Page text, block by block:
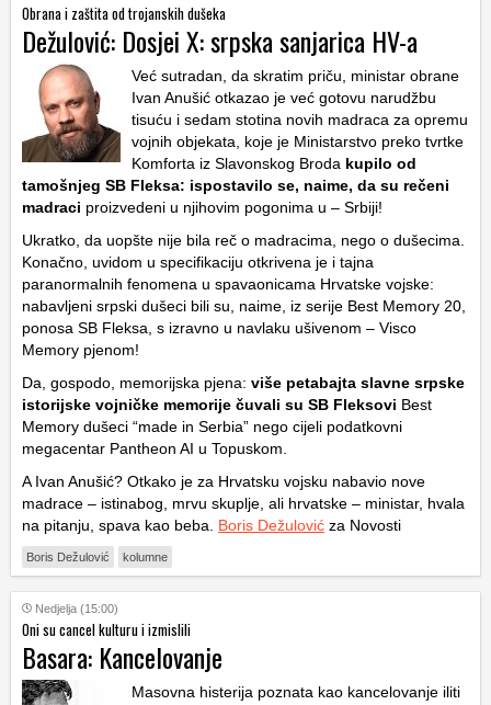
Obrana i zaštita od trojanskih dušeka
Dežulović: Dosjei X: srpska sanjarica HV-a
Već sutradan, da skratim priču, ministar obrane
Ivan Anušić otkazao je već gotovu narudžbu
tisuću i sedam stotina novih madraca za opremu
vojnih objekata, koje je Ministarstvo preko tvrtke
Komforta iz Slavonskog Broda kupilo od
tamošnjeg SB Fleksa: ispostavilo se, naime, da su rečeni
madraci proizvedeni u njihovim pogonima u – Srbiji!
Ukratko, da uopšte nije bila reč o madracima, nego o dušecima.
Konačno, uvidom u specifikaciju otkrivena je i tajna
paranormalnih fenomena u spavaonicama Hrvatske vojske:
nabavljeni srpski dušeci bili su, naime, iz serije Best Memory 20,
ponosa SB Fleksa, s izravno u navlaku ušivenom – Visco
Memory pjenom!
Da, gospodo, memorijska pjena: više petabajta slavne srpske
istorijske vojničke memorije čuvali su SB Fleksovi Best
Memory dušeci “made in Serbia” nego cijeli podatkovni
megacentar Pantheon AI u Topuskom.
A Ivan Anušić? Otkako je za Hrvatsku vojsku nabavio nove
madrace – istinabog, mrvu skuplje, ali hrvatske – ministar, hvala
na pitanju, spava kao beba. Boris Dežulović za Novosti
Boris Dežulović kolumne
Nedjelja (15:00)
Oni su cancel kulturu i izmislili
Basara: Kancelovanje
Masovna histerija poznata kao kancelovanje iliti